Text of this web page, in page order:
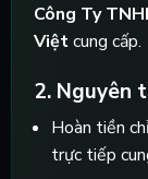
Công Ty
Việtcung cấp.
2. Nguyên
Hoàn tiền
trực tiếp